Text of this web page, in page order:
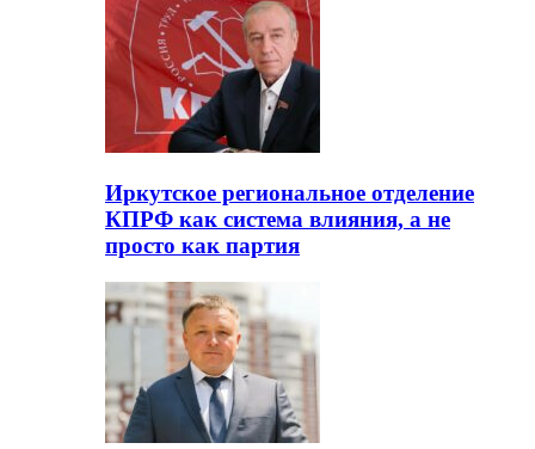
Иркутское региональное отделение
КПРФ как система влияния, а не
просто как партия